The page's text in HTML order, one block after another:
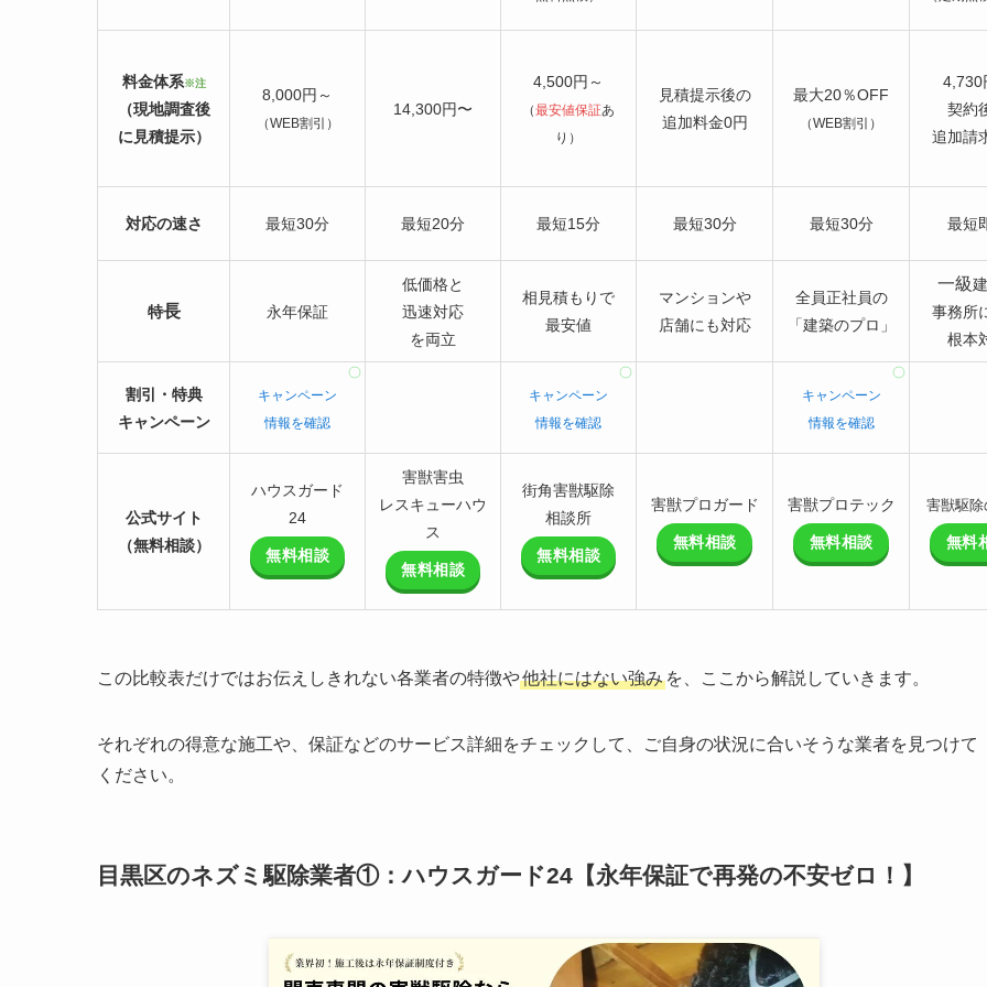
料金体系※注
（現地調査後
に見積提示）
8,000円～
（WEB割引）
14,300円〜
4,500円～
（最安値保証あ
り）
見積提示後の
追加料金0円
最大20％OFF
（WEB割引）
4,730
契約
追加請
対応の速さ 最短30分 最短20分 最短15分 最短30分 最短30分 最短
特長 永年保証
低価格と
迅速対応
を両立
相見積もりで
最安値
マンションや
店舗にも対応
全員正社員の
「建築のプロ」
一級
事務所
根本
割引・特典
キャンペーン
キャンペーン
情報を確認
キャンペーン
情報を確認
キャンペーン
情報を確認
公式サイト
（無料相談）
ハウスガード
24
無料相談
害獣害虫
レスキューハウ
ス
無料相談
街角害獣駆除
相談所
無料相談
害獣プロガード
無料相談
害獣プロテック
無料相談
害獣駆除
無料
この比較表だけではお伝えしきれない各業者の特徴や他社にはない強み を、ここから解説していきます。
それぞれの得意な施工や、保証などのサービス詳細をチェックして、ご自身の状況に合いそうな業者を見つけて
ください。
目黒区のネズミ駆除業者①：ハウスガード24【永年保証で再発の不安ゼロ！】